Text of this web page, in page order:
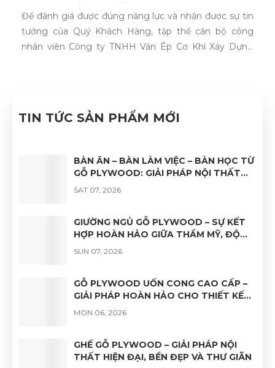
Để đánh giá được đúng năng lực và nhận được sự tin
tưởng của Quý Khách Hàng, tập thể cán bộ công
nhân viên Công ty TNHH Ván Ép Cơ Khí Xáy Dựng
TIN TỨC SẢN PHẨM MỚI
BÀN ĂN – BÀN LÀM VIỆC – BÀN HỌC TỪ
GỖ PLYWOOD: GIẢI PHÁP NỘI THẤT
BỀN ĐẸP, HIỆN ĐẠI VÀ ĐA DẠNG ỨNG
DỤNG
SAT 07, 2026
GIƯỜNG NGỦ GỖ PLYWOOD – SỰ KẾT
HỢP HOÀN HẢO GIỮA THẨM MỸ, ĐỘ
BỀN VÀ TÍNH ỨNG DỤNG
SUN 07, 2026
GỖ PLYWOOD UỐN CONG CAO CẤP –
GIẢI PHÁP HOÀN HẢO CHO THIẾT KẾ
NỘI THẤT HIỆN ĐẠI
MON 06, 2026
GHẾ GỖ PLYWOOD – GIẢI PHÁP NỘI
THẤT HIỆN ĐẠI, BỀN ĐẸP VÀ THƯ GIÃN